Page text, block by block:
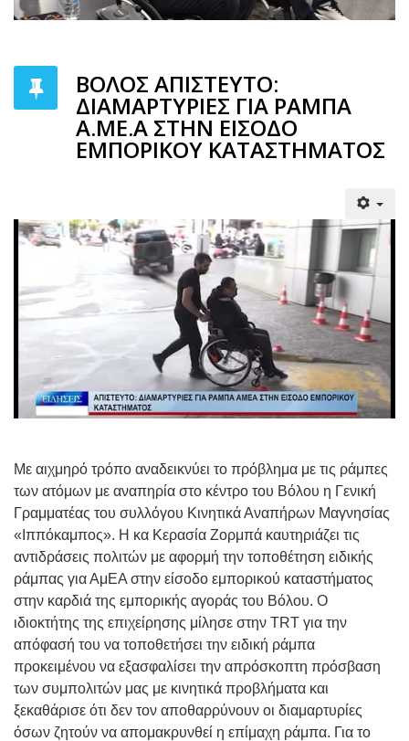
ΒΟΛΟΣ ΑΠΙΣΤΕΥΤΟ:
ΔΙΑΜΑΡΤΥΡΙΕΣ ΓΙΑ ΡΑΜΠΑ
Α.ΜΕ.Α ΣΤΗΝ ΕΙΣΟΔΟ
ΕΜΠΟΡΙΚΟΥ ΚΑΤΑΣΤΗΜΑΤΟΣ
Με αιχμηρό τρόπο αναδεικνύει το πρόβλημα με τις ράμπες
των ατόμων με αναπηρία στο κέντρο του Βόλου η Γενική
Γραμματέας του συλλόγου Κινητικά Αναπήρων Μαγνησίας
«Ιππόκαμπος». Η κα Κερασία Ζορμπά καυτηριάζει τις
αντιδράσεις πολιτών με αφορμή την τοποθέτηση ειδικής
ράμπας για ΑμΕΑ στην είσοδο εμπορικού καταστήματος
στην καρδιά της εμπορικής αγοράς του Βόλου. Ο
ιδιοκτήτης της επιχείρησης μίλησε στην TRT για την
απόφασή του να τοποθετήσει την ειδική ράμπα
προκειμένου να εξασφαλίσει την απρόσκοπτη πρόσβαση
των συμπολιτών μας με κινητικά προβλήματα και
ξεκαθάρισε ότι δεν τον αποθαρρύνουν οι διαμαρτυρίες
όσων ζητούν να απομακρυνθεί η επίμαχη ράμπα. Για το